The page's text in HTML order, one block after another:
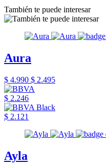
También te puede interesar
Aura
$ 4.990 $ 2.495
$ 2.246
$ 2.121
Ayla